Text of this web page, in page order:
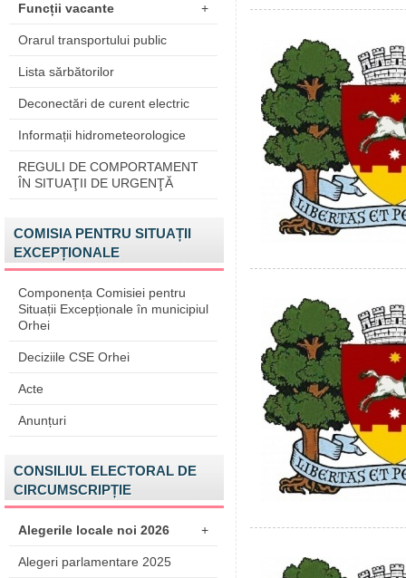
Funcții vacante +
Orarul transportului public
Lista sărbătorilor
Deconectări de curent electric
Informații hidrometeorologice
REGULI DE COMPORTAMENT
ÎN SITUAŢII DE URGENŢĂ
COMISIA PENTRU SITUAȚII
EXCEPȚIONALE
Componența Comisiei pentru
Situații Excepționale în municipiul
Orhei
Deciziile CSE Orhei
Acte
Anunțuri
CONSILIUL ELECTORAL DE
CIRCUMSCRIPȚIE
Alegerile locale noi 2026 +
Alegeri parlamentare 2025